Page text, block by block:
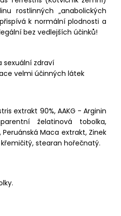
rostlinných „anabolických
k normální plodnosti a
bez vedlejších účinků!
sexuální zdraví
velmi účinných látek
extrakt 90%, AAKG - Arginin
želatinová tobolka,
Maca extrakt, Zinek
stearan hořečnatý.